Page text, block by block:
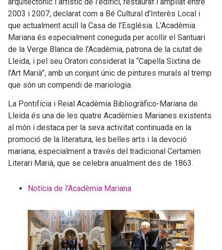
2003 i 2007, declarat com a Bé Cultural d’Interès Local i
que actualment acull la Casa de l’Església. L’Acadèmia
Mariana és especialment coneguda per acollir el Santuari
de la Verge Blanca de l’Acadèmia, patrona de la ciutat de
Lleida, i pel seu Oratori considerat la “Capella Sixtina de
l’Art Marià”, amb un conjunt únic de pintures murals al tremp
que són un compendi de mariologia.
La Pontifícia i Reial Acadèmia Bibliogràfico-Mariana de
Lleida és una de les quatre Acadèmies Marianes existents
al món i destaca per la seva activitat continuada en la
promoció de la literatura, les belles arts i la devoció
mariana, especialment a través del tradicional Certamen
Literari Marià, que se celebra anualment des de 1863.
Notícia de l’Acadèmia Mariana